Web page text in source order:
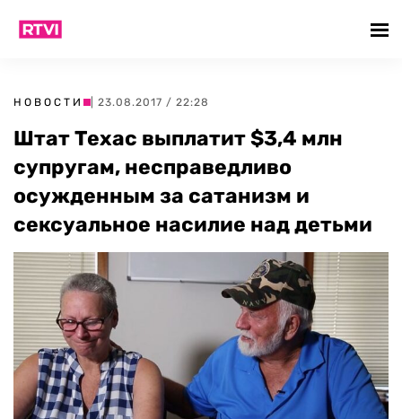
НОВОСТИ | 23.08.2017 / 22:28
Штат Техас выплатит $3,4 млн
супругам, несправедливо
осужденным за сатанизм и
сексуальное насилие над детьми